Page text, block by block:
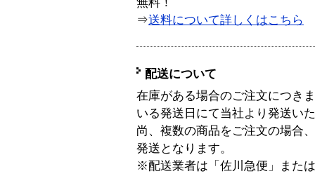
無料！
⇒送料について詳しくはこちら
配送について
在庫がある場合のご注文につき
いる発送日にて当社より発送い
尚、複数の商品をご注文の場合
発送となります。
※配送業者は「佐川急便」また